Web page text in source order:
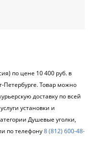
по цене 10 400 руб. в
Петербурге. Товар можно
доставку по всей
установки и
Душевые уголки,
по телефону8 (812) 600-48-